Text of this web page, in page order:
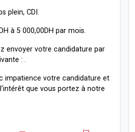
plein, CDI.
à 5 000,00DH par mois.
envoyer votre candidature par
: .
impatience votre candidature et
que vous portez à notre